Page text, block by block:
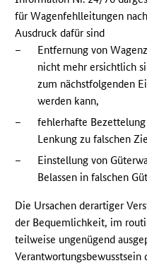
für Wagenfehlleitungen
Ausdruck dafür sind
–
Entfernung von
nicht mehr ersichtlich
zum nächstfolgenden
werden kann,
–
fehlerhafte
Lenkung zu falschen
–
Einstellung von
Belassen in falschen
Die Ursachen derartiger
der Bequemlichkeit, im
teilweise ungenügend